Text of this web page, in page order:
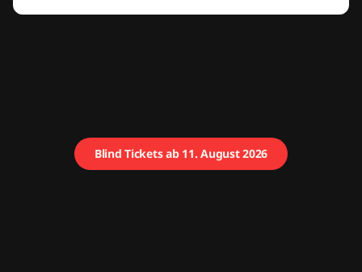
Blind Tickets ab 11. August 2026